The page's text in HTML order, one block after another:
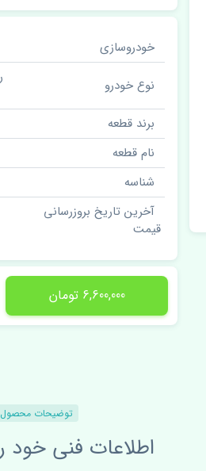
خودروسازی
نوع خودرو
برند قطعه
نام قطعه
شناسه
آخرین تاریخ بروزرسانی
قیمت
6,600,000 تومان
توضیحات محصول
اطلاعات فنی خود را